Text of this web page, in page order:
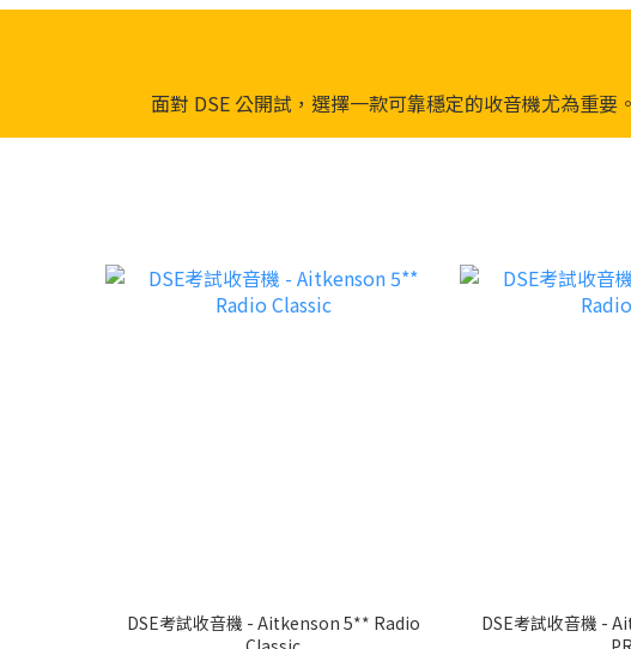
面對 DSE 公開試，選擇一款可靠穩定的收音機尤為重
DSE考試收音機 - Aitkenson 5** Radio
DSE考試收音機 -